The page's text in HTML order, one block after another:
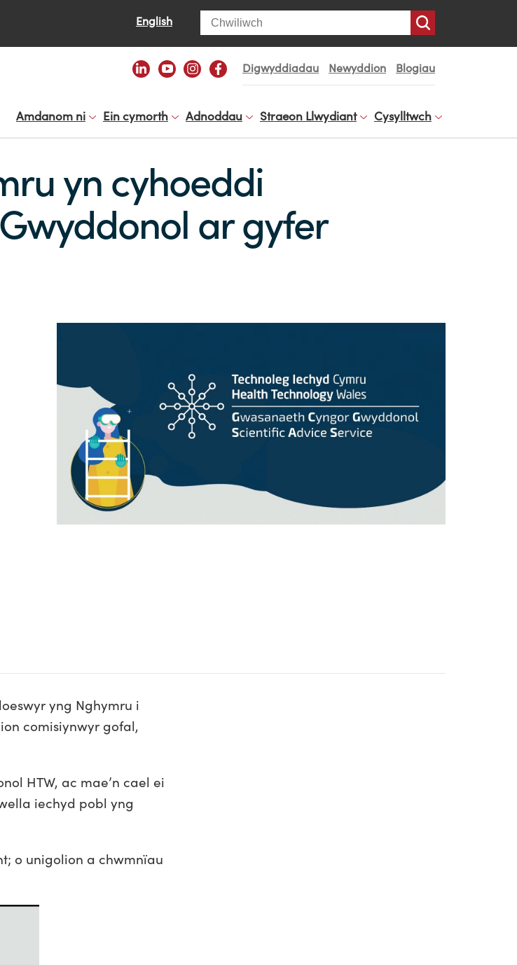
English Search
Digwyddiadau Newyddion Blogiau
Amdanom ni Ein cymorth Adnoddau Straeon Llwydiant Cysylltwch
yn cyhoeddi
ar gyfer
yng Nghymru i
comisiynwyr gofal,
HTW, ac mae’n cael ei
iechyd pobl yng
o unigolion a chwmnïau